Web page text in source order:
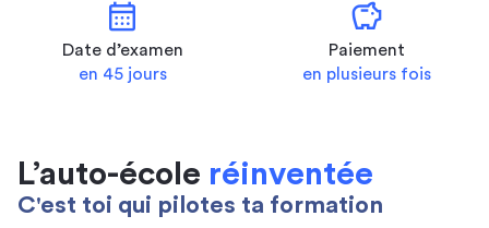
calendar_month
Date d’examen
en 45 jours
savings
Paiement
en plusieurs fois
L’auto-école réinventée
C'est toi qui pilotes ta formation